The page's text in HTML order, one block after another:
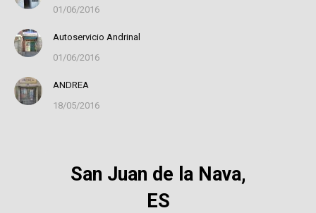
01/06/2016
Autoservicio Andrinal
01/06/2016
ANDREA
18/05/2016
San Juan de la Nava,
ES